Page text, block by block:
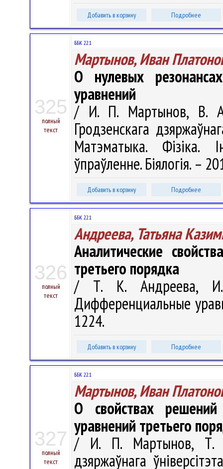
Добавить в корзину Подробнее
325
полный
текст
ББК 22.1
Мартынов, Иван
О нулевых
уравнений
/ И. П. Мартынов, В.
Гродзенскага
Матэматыка. Фізіка.
ўпраўленне. Біялогія. –
Добавить в корзину Подробнее
326
полный
текст
ББК 22.1
Андреева, Татьяна
Аналитические
третьего порядка
/ Т. К. Андреева,
Дифференциальные
1224.
Добавить в корзину Подробнее
327
полный
текст
ББК 22.1
Мартынов, Иван
О свойствах
уравнений третьего
/ И. П. Мартынов, Т.
дзяржаўнага